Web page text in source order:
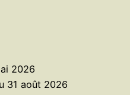
2026
31 août 2026